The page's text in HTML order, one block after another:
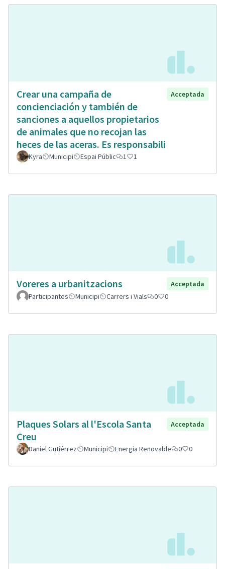
Crear una campaña de
concienciación y también de
sanciones a aquellos propietarios
de animales que no recojan las
heces de las aceras. Es responsabili
Acceptada
Kyra Municipi Espai Públic 1 1
Voreres a urbanitzacions
Acceptada
Participantes
Municipi Carrers i Vials 0 0
Plaques Solars al l'Escola Santa
Creu
Acceptada
Daniel Gutiérrez Municipi Energia Renovable 0 0